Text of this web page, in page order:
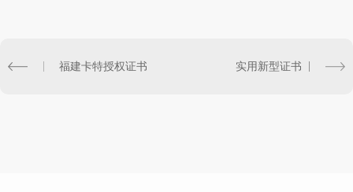
福建卡特授权证书 实用新型证书